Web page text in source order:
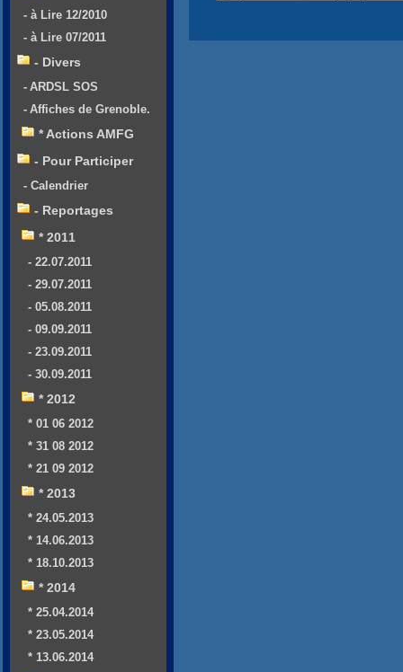
- à Lire 12/2010
- à Lire 07/2011
- Divers
- ARDSL SOS
- Affiches de Grenoble.
* Actions AMFG
- Pour Participer
- Calendrier
- Reportages
* 2011
- 22.07.2011
- 29.07.2011
- 05.08.2011
- 09.09.2011
- 23.09.2011
- 30.09.2011
* 2012
* 01 06 2012
* 31 08 2012
* 21 09 2012
* 2013
* 24.05.2013
* 14.06.2013
* 18.10.2013
* 2014
* 25.04.2014
* 23.05.2014
* 13.06.2014